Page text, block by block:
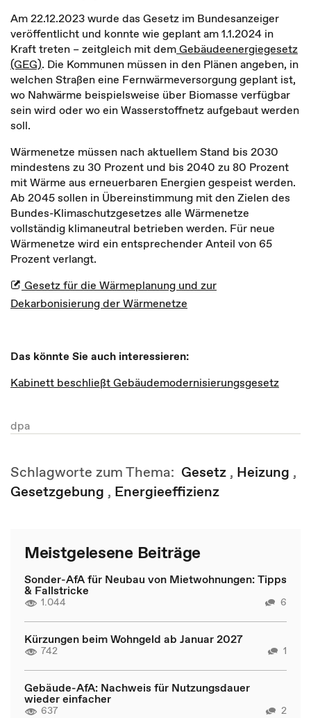
Am 22.12.2023 wurde das Gesetz im Bundesanzeiger
veröffentlicht und konnte wie geplant am 1.1.2024 in
Kraft treten – zeitgleich mit demGebäudeenergiegesetz
(GEG). Die Kommunen müssen in den Plänen angeben, in
welchen Straßen eine Fernwärmeversorgung geplant ist,
wo Nahwärme beispielsweise über Biomasse verfügbar
sein wird oder wo ein Wasserstoffnetz aufgebaut werden
soll.
Wärmenetze müssen nach aktuellem Stand bis 2030
mindestens zu 30 Prozent und bis 2040 zu 80 Prozent
mit Wärme aus erneuerbaren Energien gespeist werden.
Ab 2045 sollen in Übereinstimmung mit den Zielen des
Bundes-Klimaschutzgesetzes alle Wärmenetze
vollständig klimaneutral betrieben werden. Für neue
Wärmenetze wird ein entsprechender Anteil von 65
Prozent verlangt.
Gesetz für die Wärmeplanung und zur
Dekarbonisierung der Wärmenetze
Das könnte Sie auch interessieren:
Kabinett beschließt Gebäudemodernisierungsgesetz
dpa
Schlagworte zum Thema: Gesetz , Heizung ,
Gesetzgebung , Energieeffizienz
Meistgelesene Beiträge
Sonder-AfA für Neubau von Mietwohnungen: Tipps
& Fallstricke
1.044 6
Kürzungen beim Wohngeld ab Januar 2027
742 1
Gebäude-AfA: Nachweis für Nutzungsdauer
wieder einfacher
637 2